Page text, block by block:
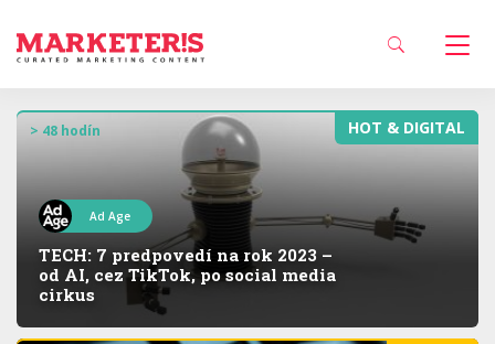
HOT & DIGITAL
> 48 hodín
Ad Age
TECH: 7 predpovedí na rok 2023 –
od AI, cez TikTok, po social media
cirkus